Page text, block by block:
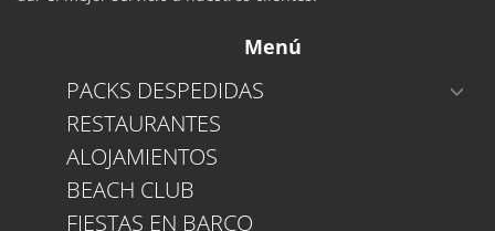
Menú
PACKS DESPEDIDAS
RESTAURANTES
ALOJAMIENTOS
BEACH CLUB
FIESTAS EN BARCO